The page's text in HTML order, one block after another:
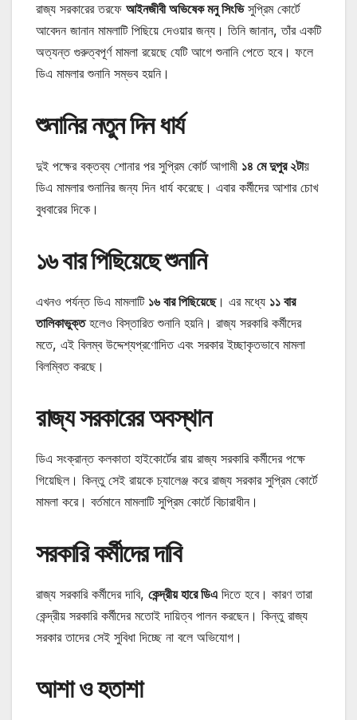
রাজ্য সরকারের তরফে আইনজীবী অভিষেক মনু সিংভিসুপ্রিম কোর্টে
আবেদন জানান মামলাটি পিছিয়ে দেওয়ার জন্য। তিনি জানান, তাঁর একটি
অত্যন্ত গুরুত্বপূর্ণ মামলা রয়েছে যেটি আগে শুনানি পেতে হবে। ফলে
ডিএ মামলার শুনানি সম্ভব হয়নি।
শুনানির নতুন দিন ধার্য
দুই পক্ষের বক্তব্য শোনার পর সুপ্রিম কোর্ট আগামী ১৪ মে দুপুর ২টায়
ডিএ মামলার শুনানির জন্য দিন ধার্য করেছে। এবার কর্মীদের আশার চোখ
বুধবারের দিকে।
১৬ বার পিছিয়েছে শুনানি
এখনও পর্যন্ত ডিএ মামলাটি ১৬ বার পিছিয়েছে। এর মধ্যে ১১ বার
তালিকাভুক্তহলেও বিস্তারিত শুনানি হয়নি। রাজ্য সরকারি কর্মীদের
মতে, এই বিলম্ব উদ্দেশ্যপ্রণোদিত এবং সরকার ইচ্ছাকৃতভাবে মামলা
বিলম্বিত করছে।
রাজ্য সরকারের অবস্থান
ডিএ সংক্রান্ত কলকাতা হাইকোর্টের রায় রাজ্য সরকারি কর্মীদের পক্ষে
গিয়েছিল। কিন্তু সেই রায়কে চ্যালেঞ্জ করে রাজ্য সরকার সুপ্রিম কোর্টে
মামলা করে। বর্তমানে মামলাটি সুপ্রিম কোর্টে বিচারাধীন।
সরকারি কর্মীদের দাবি
রাজ্য সরকারি কর্মীদের দাবি, কেন্দ্রীয় হারে ডিএ দিতে হবে। কারণ তারা
কেন্দ্রীয় সরকারি কর্মীদের মতোই দায়িত্ব পালন করছেন। কিন্তু রাজ্য
সরকার তাদের সেই সুবিধা দিচ্ছে না বলে অভিযোগ।
আশা ও হতাশা